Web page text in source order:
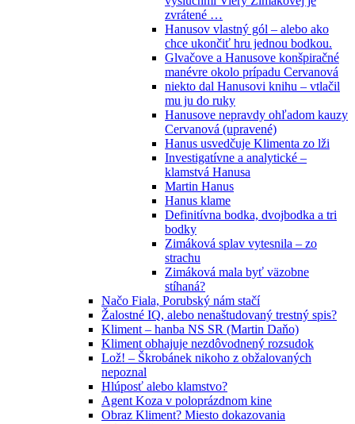
zvrátené …
Hanusov vlastný gól – alebo ako
chce ukončiť hru jednou bodkou.
Glvačove a Hanusove konšpiračné
manévre okolo prípadu Cervanová
niekto dal Hanusovi knihu – vtlačil
mu ju do ruky
Hanusove nepravdy ohľadom kauzy
Cervanová (upravené)
Hanus usvedčuje Klimenta zo lži
Investigatívne a analytické –
klamstvá Hanusa
Martin Hanus
Hanus klame
Definitívna bodka, dvojbodka a tri
bodky
Zimáková splav vytesnila – zo
strachu
Zimáková mala byť väzobne
stíhaná?
Načo Fiala, Porubský nám stačí
Žalostné IQ, alebo nenaštudovaný trestný spis?
Kliment – hanba NS SR (Martin Daňo)
Kliment obhajuje nezdôvodnený rozsudok
Lož! – Škrobánek nikoho z obžalovaných
nepoznal
Hlúposť alebo klamstvo?
Agent Koza v poloprázdnom kine
Obraz Kliment? Miesto dokazovania